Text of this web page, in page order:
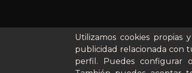
Utilizamos cookies propias
publicidad relacionada con
perfil. Puedes configurar